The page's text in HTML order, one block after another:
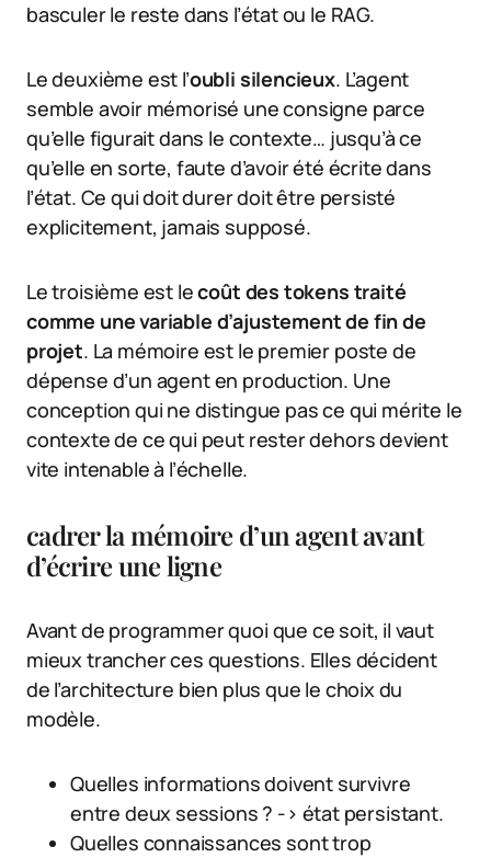
basculer le reste dans l’état ou le RAG.
Le deuxième est l’oubli silencieux. L’agent
semble avoir mémorisé une consigne parce
qu’elle figurait dans le contexte… jusqu’à ce
qu’elle en sorte, faute d’avoir été écrite dans
l’état. Ce qui doit durer doit être persisté
explicitement, jamais supposé.
Le troisième est lecoût des tokens traité
comme une variable d’ajustement de fin de
projet. La mémoire est le premier poste de
dépense d’un agent en production. Une
conception qui ne distingue pas ce qui mérite le
contexte de ce qui peut rester dehors devient
vite intenable à l’échelle.
cadrer la mémoire d’un agent avant
d’écrire une ligne
Avant de programmer quoi que ce soit, il vaut
mieux trancher ces questions. Elles décident
de l’architecture bien plus que le choix du
modèle.
Quelles informations doivent survivre
entre deux sessions ? -> état persistant.
Quelles connaissances sont trop